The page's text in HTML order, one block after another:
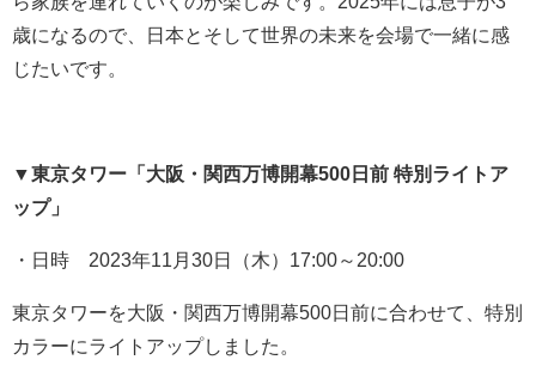
歳になるので、日本とそして世界の未来を会場で一緒に感
じたいです。
▼東京タワー「大阪・関西万博開幕500 日前 特別ライトア
ップ」
・日時 2023年11月30日（木）17:00～20:00
東京タワーを大阪・関西万博開幕500日前に合わせて、特別
カラーにライトアップしました。